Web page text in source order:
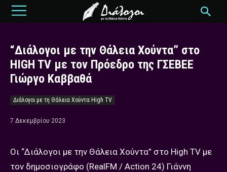
“Διάλογοι με την Θάλεια Χούντα” στο
HIGH TV με τον Πρόεδρο της ΓΣΕΒΕΕ
Γιώργο Καββαθά
Διάλογοι με τη Θάλεια Χούντα High TV
7 Δεκεμβρίου 2023
Οι “Διάλογοι με την Θάλεια Χούντα” στο High TV με
τον δημοσιογράφο (RealFM / Action 24) Γιάννη